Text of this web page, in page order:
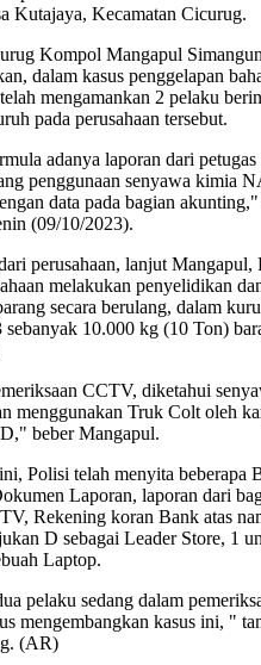
Kutajaya, Kecamatan Cicurug.
Kompol Mangapul
dalam kasus penggelapan
mengamankan 2 pelaku
pada perusahaan tersebut.
adanya laporan dari petugas
penggunaan senyawa kimia
data pada bagian
(09/10/2023).
perusahaan, lanjut
melakukan penyelidikan
secara berulang, dalam
sebanyak 10.000 kg (10 Ton)
CCTV, diketahui
menggunakan Truk Colt oleh
beber Mangapul.
Polisi telah menyita beberapa
Laporan, laporan dari
Rekening koran Bank atas
D sebagai Leader Store, 1
Laptop.
pelaku sedang dalam
mengembangkan kasus ini, "
(AR)